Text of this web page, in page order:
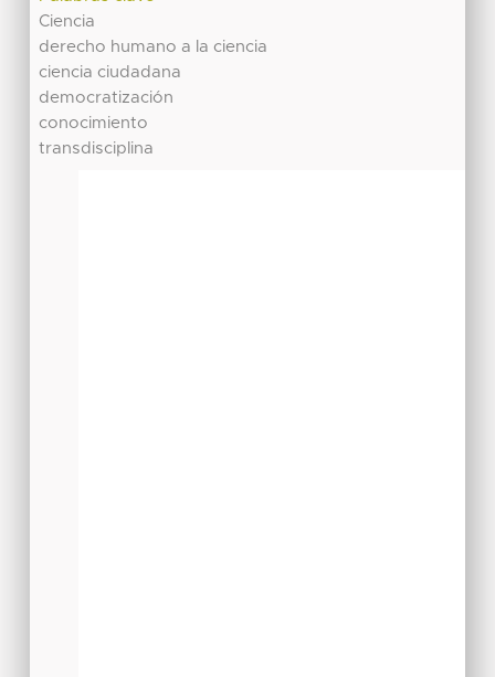
Ciencia
derecho humano a la ciencia
ciencia ciudadana
democratización
conocimiento
transdisciplina